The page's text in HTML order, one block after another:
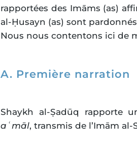
rapportées des Imāms (as)
al-Ḥusayn (as) sont
Nous nous contentons ici de
A. Première narration
Shaykh al-Ṣadūq rapporte
aʿmāl, transmis de l’Imām al-